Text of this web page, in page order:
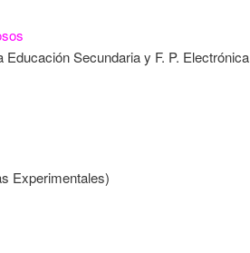
Educación Secundaria y F. P. Electrónica
Experimentales)